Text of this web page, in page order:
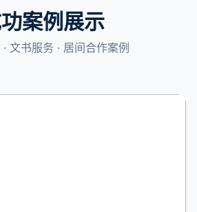
案例展示
文书服务 · 居间合作案例